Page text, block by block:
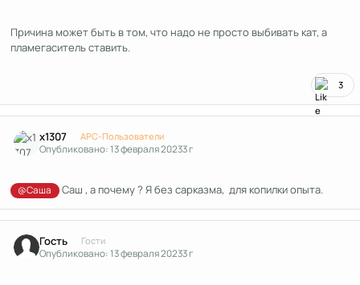
Причина может быть в том, что надо не просто выбивать кат, а
пламегаситель ставить.
3
x1307 APC-Пользователи
Опубликовано:13 февраля 20233 г
@Саша Саш , а почему ? Я без сарказма, для копилки опыта.
Гость Гости
Опубликовано:13 февраля 20233 г